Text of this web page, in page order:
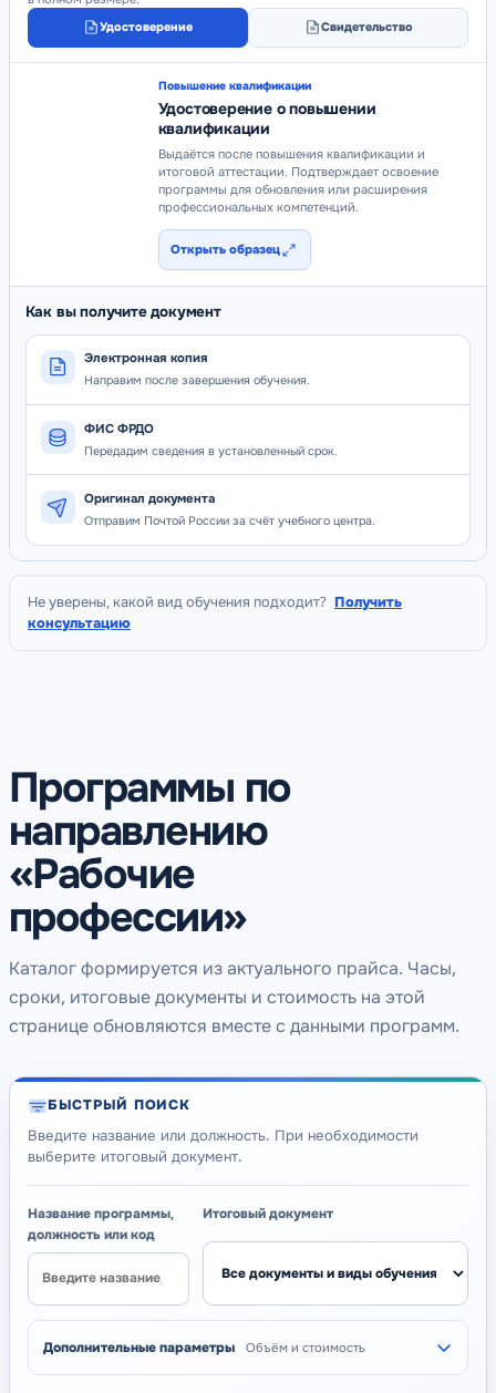
Удостоверение
Свидетельство
Повышение квалификации
Удостоверение о повышении
квалификации
Выдаётся после повышения квалификации и
итоговой аттестации. Подтверждает освоение
программы для обновления или расширения
профессиональных компетенций.
Открыть образец
Как вы получите документ
Электронная копия
Направим после завершения обучения.
ФИС ФРДО
Передадим сведения в установленный срок.
Оригинал документа
Отправим Почтой России за счёт учебного центра.
Не уверены, какой вид обучения подходит? Получить
консультацию
Программы по
направлению
«Рабочие
профессии»
Каталог формируется из актуального прайса. Часы,
сроки, итоговые документы и стоимость на этой
странице обновляются вместе с данными программ.
БЫСТРЫЙ ПОИСК
Введите название или должность. При необходимости
выберите итоговый документ.
Название программы,
должность или код
Итоговый документ
Дополнительные параметры Объём и стоимость